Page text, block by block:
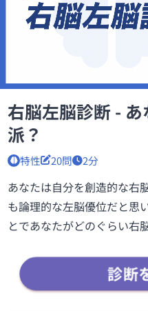
右脳左脳診断 -
派？
特性 20問 2分
あなたは自分を創造的な右
も論理的な左脳優位だと思
とであなたがどのぐらい右
診断